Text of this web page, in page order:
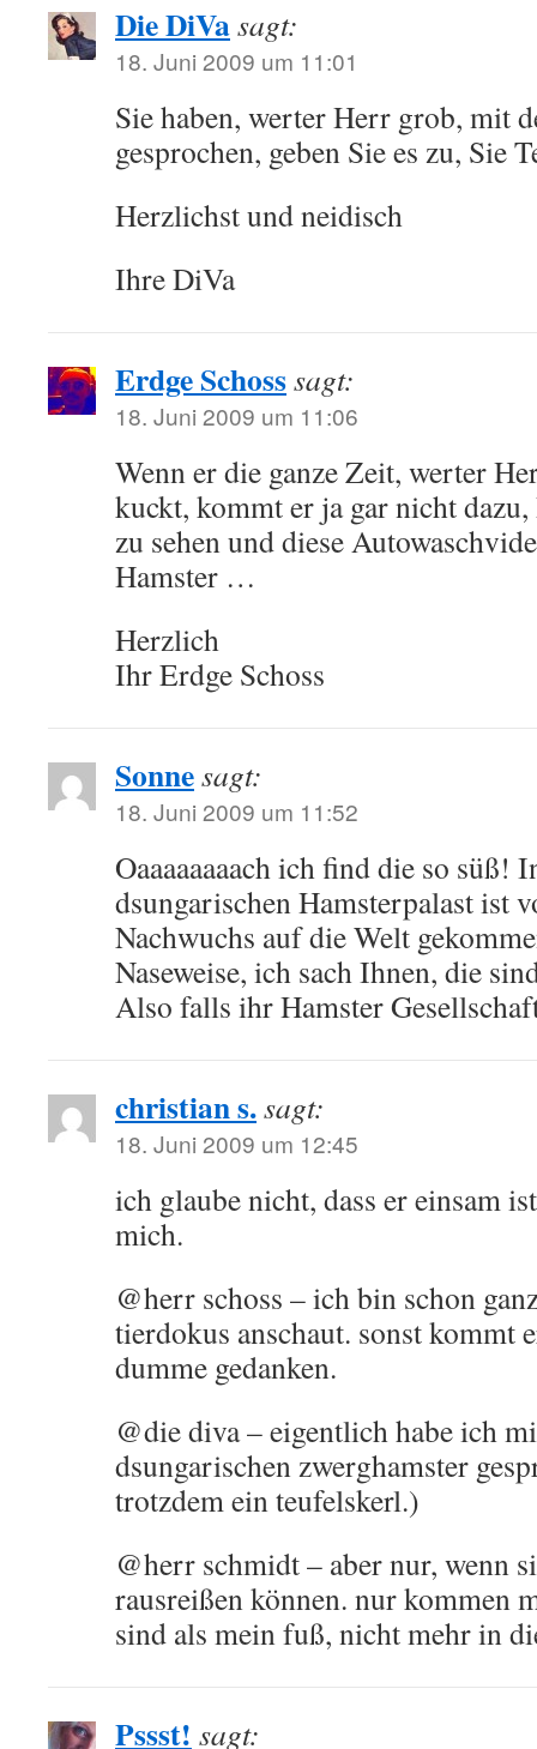
Die DiVasagt:
18. Juni 2009 um 11:01
Sie haben, werter Herr grob, mit
gesprochen, geben Sie es zu, Sie
Herzlichst und neidisch
Ihre DiVa
Erdge Schosssagt:
18. Juni 2009 um 11:06
Wenn er die ganze Zeit, werter
kuckt, kommt er ja gar nicht
zu sehen und diese
Hamster …
Herzlich
Ihr Erdge Schoss
Sonnesagt:
18. Juni 2009 um 11:52
Oaaaaaaaach ich find die so süß!
dsungarischen Hamsterpalast ist
Nachwuchs auf die Welt
Naseweise, ich sach Ihnen, die
Also falls ihr Hamster
christian s.sagt:
18. Juni 2009 um 12:45
ich glaube nicht, dass er einsam
mich.
@herr schoss – ich bin schon
tierdokus anschaut. sonst kommt
dumme gedanken.
@die diva – eigentlich habe ich
dsungarischen zwerghamster
trotzdem ein teufelskerl.)
@herr schmidt – aber nur, wenn
rausreißen können. nur kommen
sind als mein fuß, nicht mehr in
Pssst! sagt: